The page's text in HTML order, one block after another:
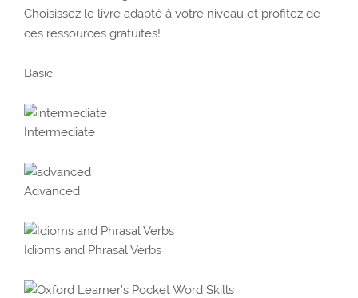
Choisissez le livre adapté à votre niveau et profitez de
ces ressources gratuites!
Basic
Intermediate
Advanced
Idioms and Phrasal Verbs